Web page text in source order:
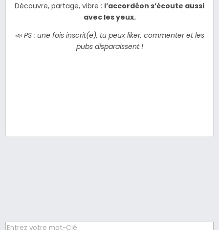
Découvre, partage, vibre : l’accordéon s’écoute aussi
avec les yeux.
📣 PS : une fois inscrit(e), tu peux liker, commenter et les
pubs disparaissent !